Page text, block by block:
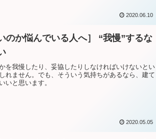
2020.06.10
のか悩んでいる人へ］ “我慢”するな
を我慢したり、妥協したりしなければいけないとい
れません。でも、そういう気持ちがあるなら、建て
いと思います。
2020.05.05